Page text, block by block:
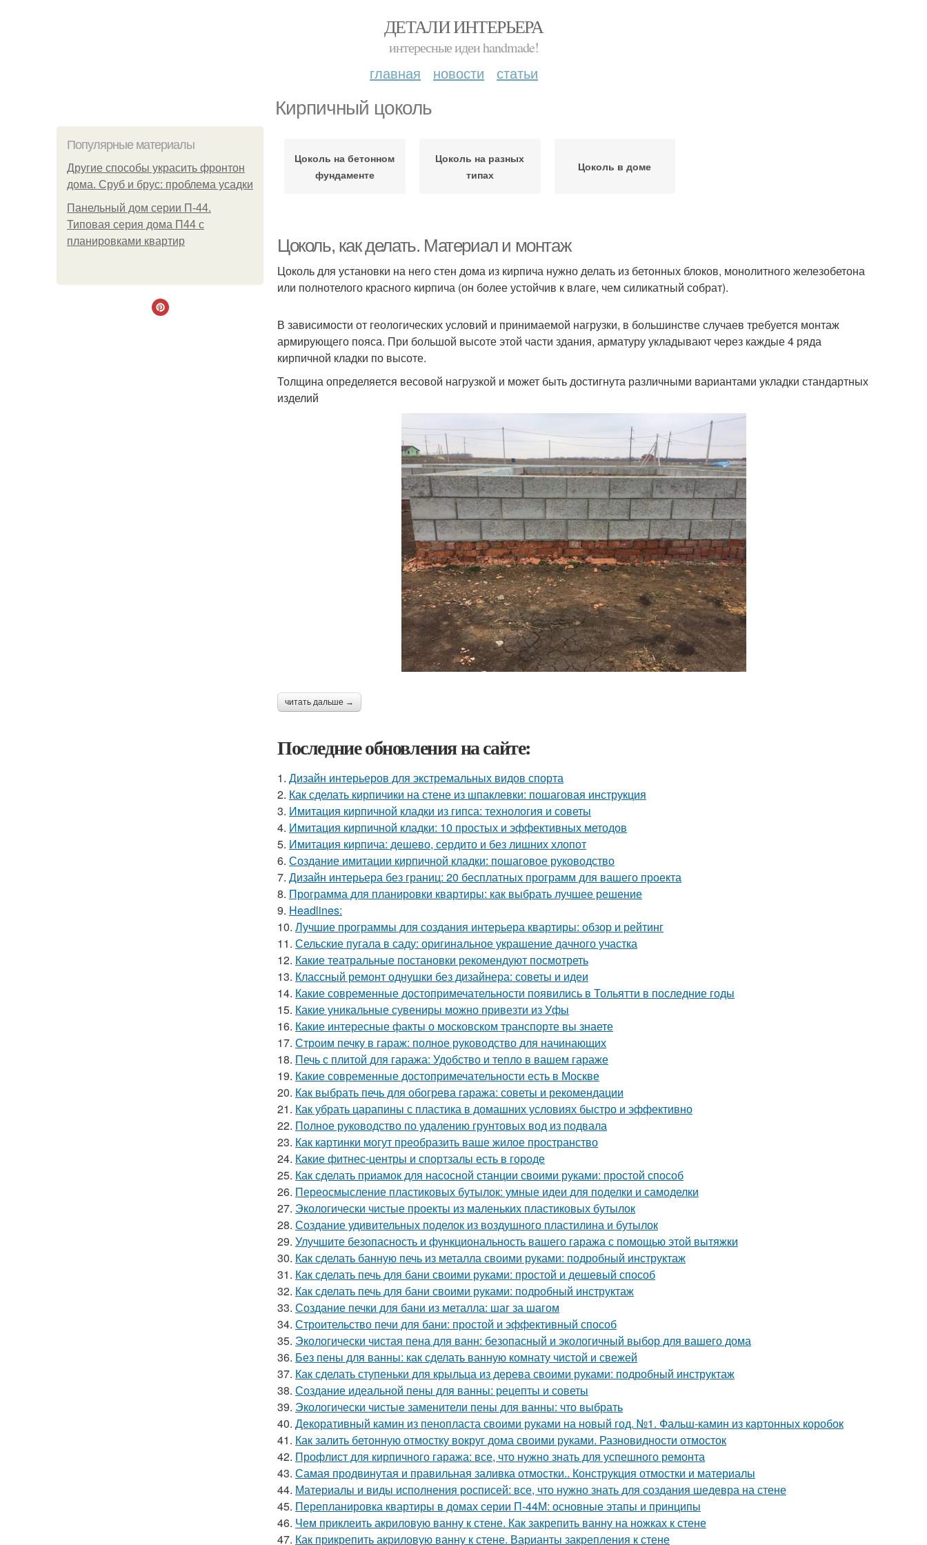
ДЕТАЛИ ИНТЕРЬЕРА
интересные идеи handmade!
главная новости статьи
Кирпичный цоколь
Популярные материалы
Другие способы украсить фронтон
дома. Сруб и брус: проблема усадки
Панельный дом серии П-44.
Типовая серия дома П44 с
планировками квартир
Цоколь на бетонном
фундаменте
Цоколь на разных
типах
Цоколь в доме
Цоколь, как делать. Материал и монтаж
Цоколь для установки на него стен дома из кирпича нужно делать из бетонных блоков, монолитного железобетона
или полнотелого красного кирпича (он более устойчив к влаге, чем силикатный собрат).
В зависимости от геологических условий и принимаемой нагрузки, в большинстве случаев требуется монтаж
армирующего пояса. При большой высоте этой части здания, арматуру укладывают через каждые 4 ряда
кирпичной кладки по высоте.
Толщина определяется весовой нагрузкой и может быть достигнута различными вариантами укладки стандартных
изделий
читать дальше →
Последние обновления на сайте:
1. Дизайн интерьеров для экстремальных видов спорта
2. Как сделать кирпичики на стене из шпаклевки: пошаговая инструкция
3. Имитация кирпичной кладки из гипса: технология и советы
4. Имитация кирпичной кладки: 10 простых и эффективных методов
5. Имитация кирпича: дешево, сердито и без лишних хлопот
6. Создание имитации кирпичной кладки: пошаговое руководство
7. Дизайн интерьера без границ: 20 бесплатных программ для вашего проекта
8. Программа для планировки квартиры: как выбрать лучшее решение
9. Headlines:
10. Лучшие программы для создания интерьера квартиры: обзор и рейтинг
11. Сельские пугала в саду: оригинальное украшение дачного участка
12. Какие театральные постановки рекомендуют посмотреть
13. Классный ремонт однушки без дизайнера: советы и идеи
14. Какие современные достопримечательности появились в Тольятти в последние годы
15. Какие уникальные сувениры можно привезти из Уфы
16. Какие интересные факты о московском транспорте вы знаете
17. Строим печку в гараж: полное руководство для начинающих
18. Печь с плитой для гаража: Удобство и тепло в вашем гараже
19. Какие современные достопримечательности есть в Москве
20. Как выбрать печь для обогрева гаража: советы и рекомендации
21. Как убрать царапины с пластика в домашних условиях быстро и эффективно
22. Полное руководство по удалению грунтовых вод из подвала
23. Как картинки могут преобразить ваше жилое пространство
24. Какие фитнес-центры и спортзалы есть в городе
25. Как сделать приамок для насосной станции своими руками: простой способ
26. Переосмысление пластиковых бутылок: умные идеи для поделки и самоделки
27. Экологически чистые проекты из маленьких пластиковых бутылок
28. Создание удивительных поделок из воздушного пластилина и бутылок
29. Улучшите безопасность и функциональность вашего гаража с помощью этой вытяжки
30. Как сделать банную печь из металла своими руками: подробный инструктаж
31. Как сделать печь для бани своими руками: простой и дешевый способ
32. Как сделать печь для бани своими руками: подробный инструктаж
33. Создание печки для бани из металла: шаг за шагом
34. Строительство печи для бани: простой и эффективный способ
35. Экологически чистая пена для ванн: безопасный и экологичный выбор для вашего дома
36. Без пены для ванны: как сделать ванную комнату чистой и свежей
37. Как сделать ступеньки для крыльца из дерева своими руками: подробный инструктаж
38. Создание идеальной пены для ванны: рецепты и советы
39. Экологически чистые заменители пены для ванны: что выбрать
40. Декоративный камин из пенопласта своими руками на новый год. №1. Фальш-камин из картонных коробок
41. Как залить бетонную отмостку вокруг дома своими руками. Разновидности отмосток
42. Профлист для кирпичного гаража: все, что нужно знать для успешного ремонта
43. Самая продвинутая и правильная заливка отмостки.. Конструкция отмостки и материалы
44. Материалы и виды исполнения росписей: все, что нужно знать для создания шедевра на стене
45. Перепланировка квартиры в домах серии П-44М: основные этапы и принципы
46. Чем приклеить акриловую ванну к стене. Как закрепить ванну на ножках к стене
47. Как прикрепить акриловую ванну к стене. Варианты закрепления к стене